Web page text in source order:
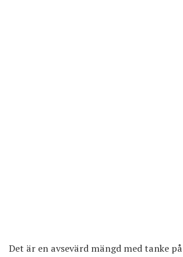
Det är en avsevärd mängd med tanke